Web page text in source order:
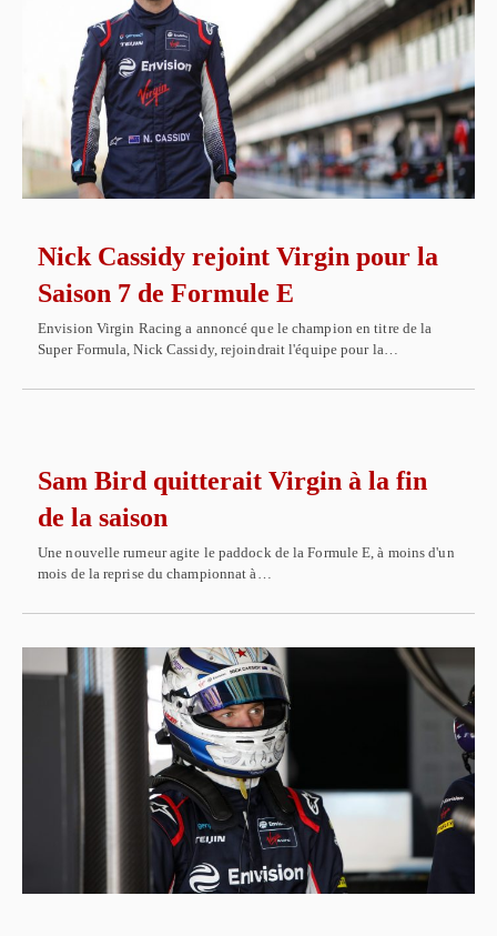
Nick Cassidy rejoint Virgin pour la
Saison 7 de Formule E
Envision Virgin Racing a annoncé que le champion en titre de la
Super Formula, Nick Cassidy, rejoindrait l'équipe pour la…
Sam Bird quitterait Virgin à la fin
de la saison
Une nouvelle rumeur agite le paddock de la Formule E, à moins d'un
mois de la reprise du championnat à…